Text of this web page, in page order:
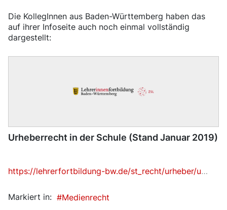
Die KollegInnen aus Baden-Württemberg haben das
auf ihrer Infoseite auch noch einmal vollständig
dargestellt:
Urheberrecht in der Schule (Stand Januar 2019)
https://lehrerfortbildung-bw.de/st_recht/urheber/urh/
Markiert in: Medienrecht